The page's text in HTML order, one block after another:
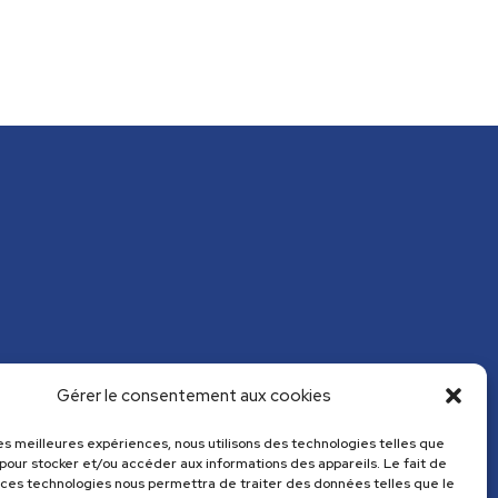
Gérer le consentement aux cookies
meilleures expériences, nous utilisons des technologies telles que
stocker et/ou accéder aux informations des appareils. Le fait de
technologies nous permettra de traiter des données telles que le